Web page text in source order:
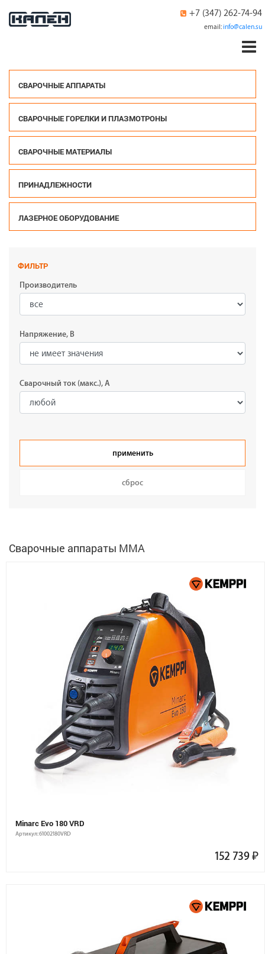
+7 (347) 262-74-94
email:info@calen.su
СВАРОЧНЫЕ АППАРАТЫ
СВАРОЧНЫЕ ГОРЕЛКИ И ПЛАЗМОТРОНЫ
СВАРОЧНЫЕ МАТЕРИАЛЫ
ПРИНАДЛЕЖНОСТИ
ЛАЗЕРНОЕ ОБОРУДОВАНИЕ
ФИЛЬТР
Производитель
Напряжение, В
Сварочный ток (макс.), А
Сварочные аппараты ММА
Minarc Evo 180 VRD
Артикул: 61002180VRD
152 739₽